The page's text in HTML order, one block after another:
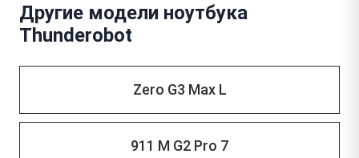
Другие модели ноутбука
Thunderobot
Zero G3 Max L
911 M G2 Pro 7